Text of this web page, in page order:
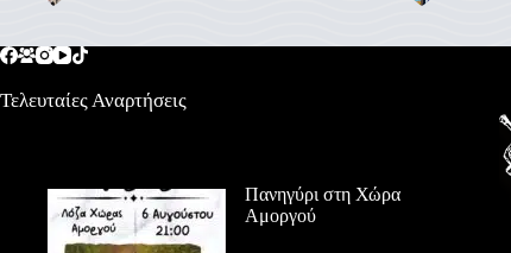
Τελευταίες Αναρτήσεις
Πανηγύρι στη Χώρα
Αμοργού